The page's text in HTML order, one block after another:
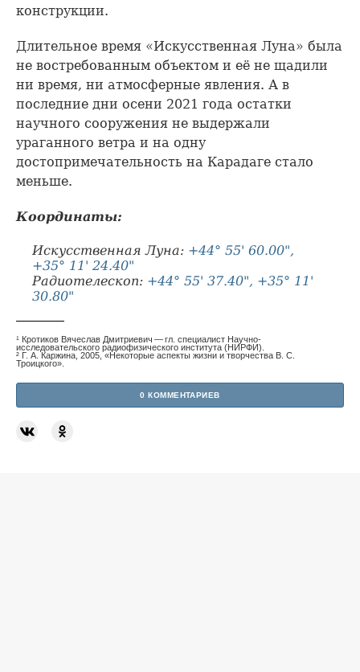
конструкции.
Длительное время «Искусственная Луна» была
не востребованным объектом и её не щадили
ни время, ни атмосферные явления. А в
последние дни осени 2021 года остатки
научного сооружения не выдержали
ураганного ветра и на одну
достопримечательность на Карадаге стало
меньше.
Координаты:
Искусственная Луна: +44° 55' 60.00",
+35° 11' 24.40"
Радиотелескоп: +44° 55' 37.40", +35° 11'
30.80"
¹ Кротиков Вячеслав Дмитриевич — гл. специалист Научно-
исследовательского радиофизического института (НИРФИ).
² Г. А. Каржина, 2005, «Некоторые аспекты жизни и творчества В. С.
Троицкого».
0 КОММЕНТАРИЕВ